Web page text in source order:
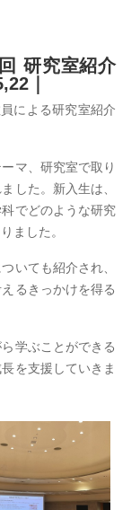
研究室紹介
｜
による研究室紹介
マ、研究室で取り
した。新入生は、
でどのような研究
ました。
いても紹介され、
るきっかけを得る
学ぶことができる
を支援していきま